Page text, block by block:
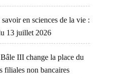
savoir en sciences de la vie :
13 juillet 2026
III change la place du
filiales non bancaires